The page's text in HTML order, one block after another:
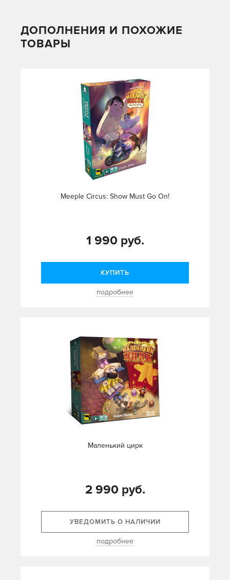
ДОПОЛНЕНИЯ И ПОХОЖИЕ
ТОВАРЫ
Meeple Circus: Show Must Go On!
1 990 руб.
КУПИТЬ
подробнее
Маленький цирк
2 990 руб.
УВЕДОМИТЬ О НАЛИЧИИ
подробнее